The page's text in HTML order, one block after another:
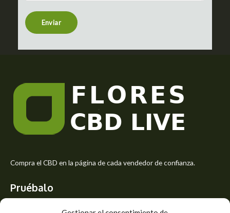
t
r
s
e
Enviar
Compra el CBD en la página de cada vendedor de confianza.
Pruébalo
Siente el mejor aroma de las flores CBD y usa los beneficios del